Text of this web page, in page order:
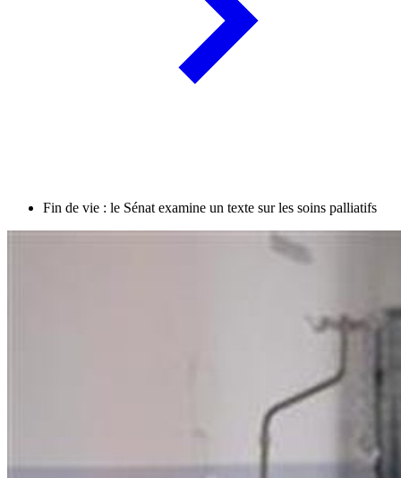
Fin de vie : le Sénat examine un texte sur les soins palliatifs